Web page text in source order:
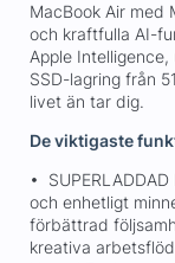
MacBook Air med
och kraftfulla AI-
Apple
SSD-lagring från
livet än tar dig.
De viktigaste
•
och enhetligt
förbättrad
kreativa